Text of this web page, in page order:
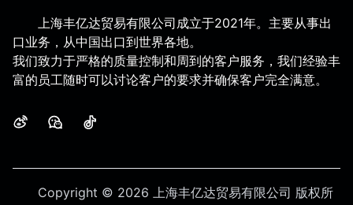
上海丰亿达贸易有限公司成立于2021年。主要从事出
口业务，从中国出口到世界各地。
我们致力于严格的质量控制和周到的客户服务，我们经验丰
富的员工随时可以讨论客户的要求并确保客户完全满意。
微博 微信 抖音
Copyright © 2026 上海丰亿达贸易有限公司 版权所